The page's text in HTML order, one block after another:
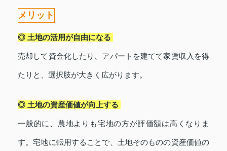
メリット
◎ 土地の活用が自由になる
売却して資金化したり、アパートを建てて家賃収入を得
たりと、選択肢が大きく広がります。
◎ 土地の資産価値が向上する
一般的に、農地よりも宅地の方が評価額は高くなりま
す。宅地に転用することで、土地そのものの資産価値の